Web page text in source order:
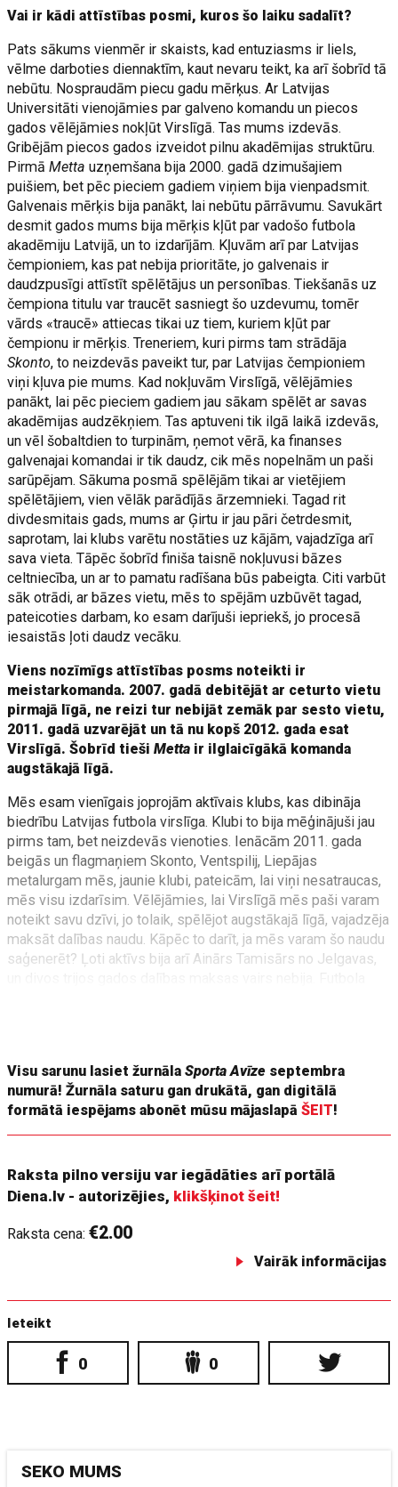
Vai ir kādi attīstības posmi, kuros šo laiku sadalīt?
Pats sākums vienmēr ir skaists, kad entuziasms ir liels,
vēlme darboties diennaktīm, kaut nevaru teikt, ka arī šobrīd tā
nebūtu. Nospraudām piecu gadu mērķus. Ar Latvijas
Universitāti vienojāmies par galveno komandu un piecos
gados vēlējāmies nokļūt Virslīgā. Tas mums izdevās.
Gribējām piecos gados izveidot pilnu akadēmijas struktūru.
PirmāMettauzņemšana bija 2000. gadā dzimušajiem
puišiem, bet pēc pieciem gadiem viņiem bija vienpadsmit.
Galvenais mērķis bija panākt, lai nebūtu pārrāvumu. Savukārt
desmit gados mums bija mērķis kļūt par vadošo futbola
akadēmiju Latvijā, un to izdarījām. Kļuvām arī par Latvijas
čempioniem, kas pat nebija prioritāte, jo galvenais ir
daudzpusīgi attīstīt spēlētājus un personības. Tiekšanās uz
čempiona titulu var traucēt sasniegt šo uzdevumu, tomēr
vārds «traucē» attiecas tikai uz tiem, kuriem kļūt par
čempionu ir mērķis. Treneriem, kuri pirms tam strādāja
Skonto, to neizdevās paveikt tur, par Latvijas čempioniem
viņi kļuva pie mums. Kad nokļuvām Virslīgā, vēlējāmies
panākt, lai pēc pieciem gadiem jau sākam spēlēt ar savas
akadēmijas audzēkņiem. Tas aptuveni tik ilgā laikā izdevās,
un vēl šobaltdien to turpinām, ņemot vērā, ka finanses
galvenajai komandai ir tik daudz, cik mēs nopelnām un paši
sarūpējam. Sākuma posmā spēlējām tikai ar vietējiem
spēlētājiem, vien vēlāk parādījās ārzemnieki. Tagad rit
divdesmitais gads, mums ar Ģirtu ir jau pāri četrdesmit,
saprotam, lai klubs varētu nostāties uz kājām, vajadzīga arī
sava vieta. Tāpēc šobrīd finiša taisnē nokļuvusi bāzes
celtniecība, un ar to pamatu radīšana būs pabeigta. Citi varbūt
sāk otrādi, ar bāzes vietu, mēs to spējām uzbūvēt tagad,
pateicoties darbam, ko esam darījuši iepriekš, jo procesā
iesaistās ļoti daudz vecāku.
Viens nozīmīgs attīstības posms noteikti ir
meistarkomanda. 2007. gadā debitējāt ar ceturto vietu
pirmajā līgā, ne reizi tur nebijāt zemāk par sesto vietu,
2011. gadā uzvarējāt un tā nu kopš 2012. gada esat
Virslīgā. Šobrīd tiešiMetta ir ilglaicīgākā komanda
augstākajā līgā.
Mēs esam vienīgais joprojām aktīvais klubs, kas dibināja
biedrību Latvijas futbola virslīga. Klubi to bija mēģinājuši jau
pirms tam, bet neizdevās vienoties. Ienācām 2011. gada
beigās un flagmaņiem Skonto, Ventspilij, Liepājas
metalurgam mēs, jaunie klubi, pateicām, lai viņi nesatraucas,
mēs visu izdarīsim. Vēlējāmies, lai Virslīgā mēs paši varam
noteikt savu dzīvi, jo tolaik, spēlējot augstākajā līgā, vajadzēja
maksāt dalības naudu. Kāpēc to darīt, ja mēs varam šo naudu
saģenerēt? Ļoti aktīvs bija arī Ainārs Tamisārs no Jelgavas,
Visu sarunu lasiet žurnālaSporta Avīze septembra
numurā! Žurnāla saturu gan drukātā, gan digitālā
formātā iespējams abonēt mūsu mājaslapāŠEIT!
Raksta pilno versiju var iegādāties arī portālā
Diena.lv - autorizējies, klikšķinot šeit!
Raksta cena:€2.00
Vairāk informācijas
Ieteikt
0 0
SEKO MUMS